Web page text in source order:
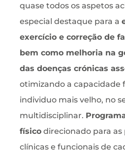
quase todos os aspetos
especial destaque para a
exercício e correção de
bem como melhoria na
das doenças crónicas
otimizando a capacidade
individuo mais velho, no
multidisciplinar.
físico direcionado para
clínicas e funcionais de